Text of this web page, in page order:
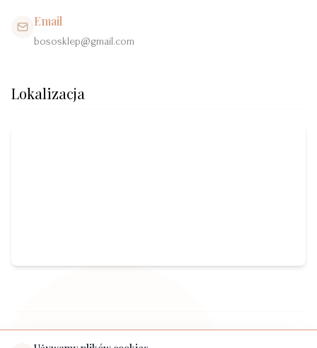
Email
bososklep@gmail.com
Lokalizacja
Boso. Wszelkie prawa zastrzeżone. BOSO Joanna Sieprawska z